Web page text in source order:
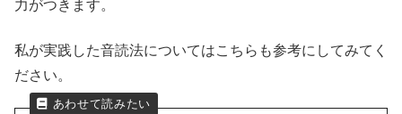
力がつきます。
私が実践した音読法についてはこちらも参考にしてみてく
ださい。